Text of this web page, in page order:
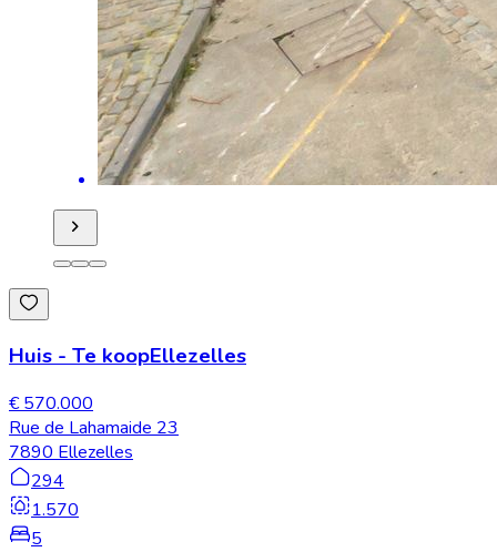
Huis - Te koopEllezelles
€ 570.000
Rue de Lahamaide 23
7890 Ellezelles
294
1.570
5